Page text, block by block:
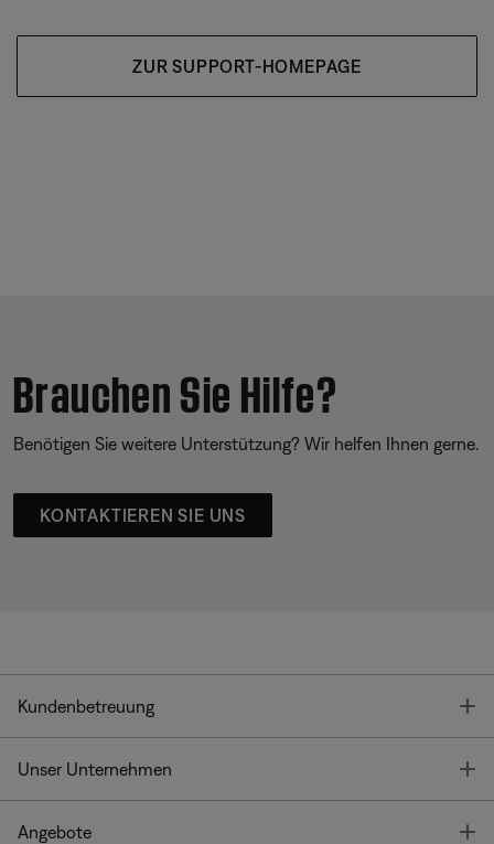
ZUR SUPPORT-HOMEPAGE
Brauchen Sie Hilfe?
Benötigen Sie weitere Unterstützung? Wir helfen Ihnen gerne.
KONTAKTIEREN SIE UNS
Kundenbetreuung
Unser Unternehmen
Angebote